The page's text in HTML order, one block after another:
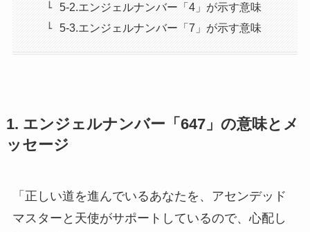
5-2.エンジェルナンバー「4」が示す意味
5-3.エンジェルナンバー「7」が示す意味
1. エンジェルナンバー「647」の意味とメ
ッセージ
「正しい道を進んでいるあなたを、アセンデッド
マスターと天使がサポートしているので、心配し